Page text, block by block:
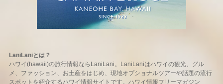
LaniLaniとは？
ハワイ(hawaii)の旅行情報ならLaniLani。LaniLaniはハワイの観光、グル
メ、ファッション、お土産をはじめ、現地オプショナルツアーや話題の流行
スポットを紹介するハワイ情報サイトです。ハワイ情報フリーマガジン